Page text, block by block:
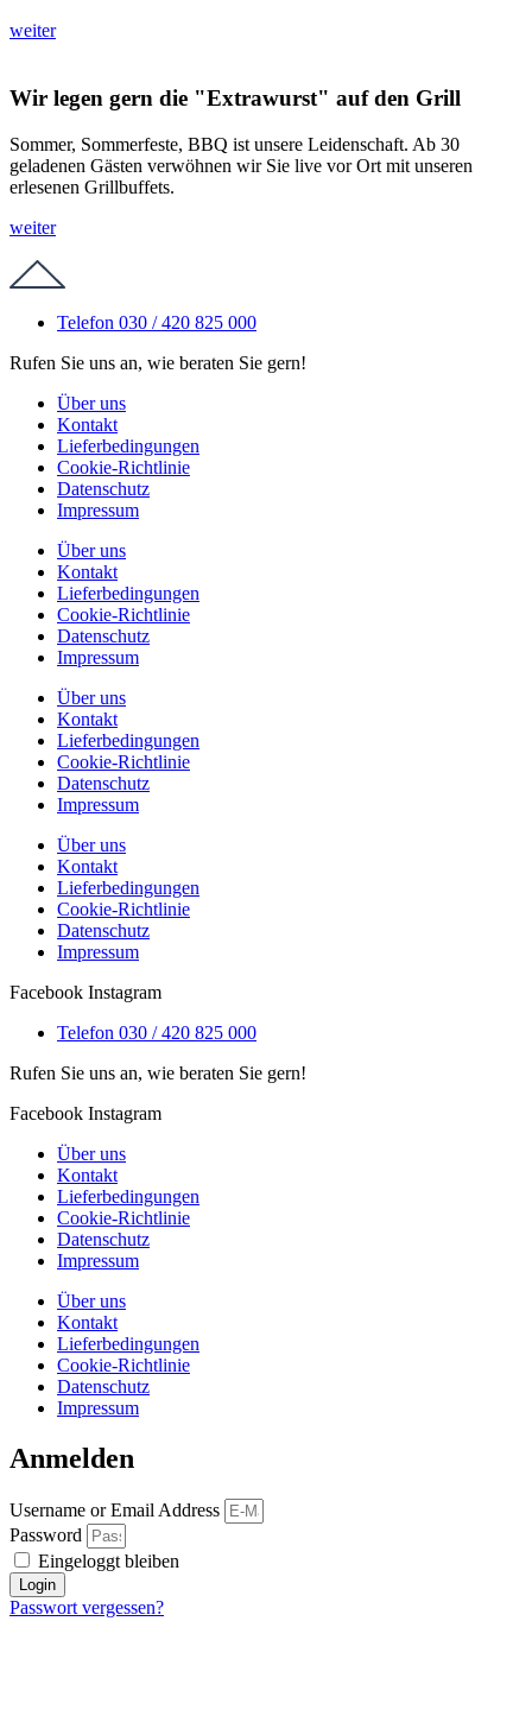
weiter
Wir legen gern die "Extrawurst" auf den Grill
Sommer, Sommerfeste, BBQ ist unsere Leidenschaft. Ab 30
geladenen Gästen verwöhnen wir Sie live vor Ort mit unseren
erlesenen Grillbuffets.
weiter
Telefon 030 / 420 825 000
Rufen Sie uns an, wie beraten Sie gern!
Über uns
Kontakt
Lieferbedingungen
Cookie-Richtlinie
Datenschutz
Impressum
Über uns
Kontakt
Lieferbedingungen
Cookie-Richtlinie
Datenschutz
Impressum
Über uns
Kontakt
Lieferbedingungen
Cookie-Richtlinie
Datenschutz
Impressum
Über uns
Kontakt
Lieferbedingungen
Cookie-Richtlinie
Datenschutz
Impressum
Facebook Instagram
Telefon 030 / 420 825 000
Rufen Sie uns an, wie beraten Sie gern!
Facebook Instagram
Über uns
Kontakt
Lieferbedingungen
Cookie-Richtlinie
Datenschutz
Impressum
Über uns
Kontakt
Lieferbedingungen
Cookie-Richtlinie
Datenschutz
Impressum
Anmelden
Username or Email Address
Password
Eingeloggt bleiben
Login
Passwort vergessen?